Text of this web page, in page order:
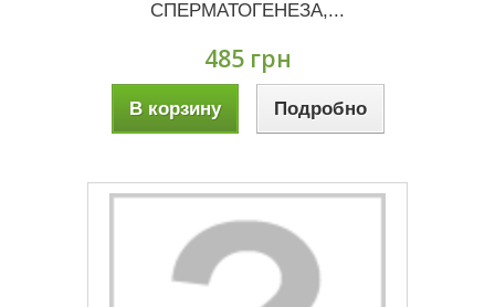
СПЕРМАТОГЕНЕЗА,...
485 грн
В корзину Подробно